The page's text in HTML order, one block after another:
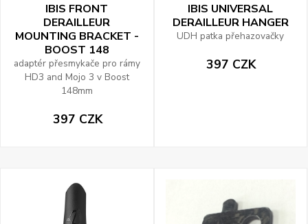
IBIS FRONT
DERAILLEUR
MOUNTING BRACKET -
BOOST 148
adaptér přesmykače pro rámy
HD3 and Mojo 3 v Boost
148mm
397 CZK
IBIS UNIVERSAL
DERAILLEUR HANGER
UDH patka přehazovačky
397 CZK